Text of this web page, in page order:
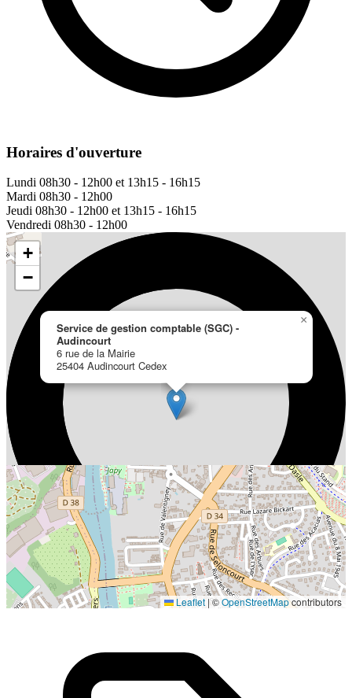
Horaires d'ouverture
Lundi 08h30 - 12h00 et 13h15 - 16h15
Mardi 08h30 - 12h00
Jeudi 08h30 - 12h00 et 13h15 - 16h15
Vendredi 08h30 - 12h00
Localisation en cours...
Service de gestion comptable (SGC) -
Audincourt
6 rue de la Mairie
25404 Audincourt Cedex
×
+
−
Leaflet |©OpenStreetMapcontributors